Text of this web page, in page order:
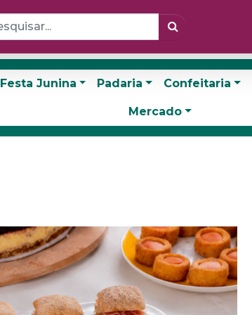
Festa Junina Padaria Confeitaria
Mercado